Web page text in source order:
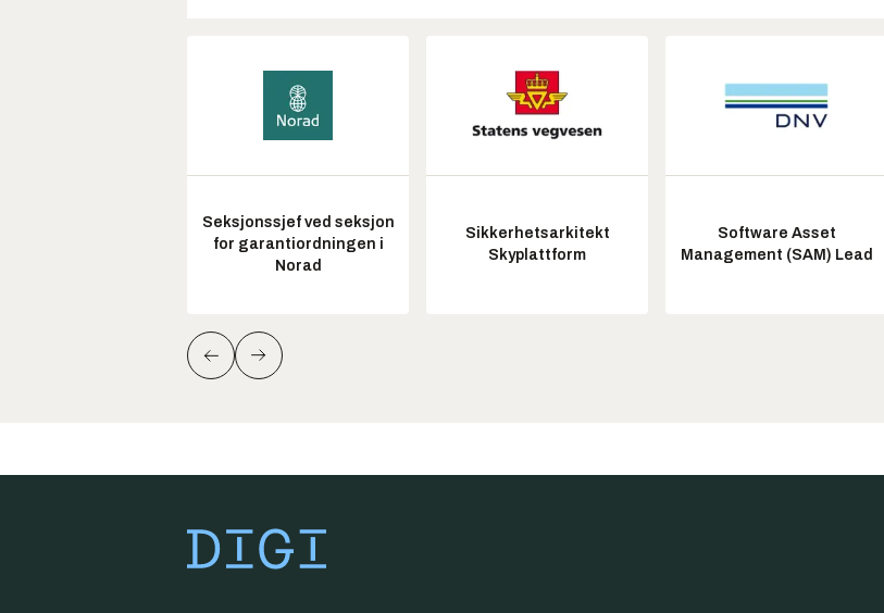
Seksjonssjef ved seksjon
for garantiordningen i
Norad
Sikkerhetsarkitekt
Skyplattform
Software Asset
Management (SAM) Lead